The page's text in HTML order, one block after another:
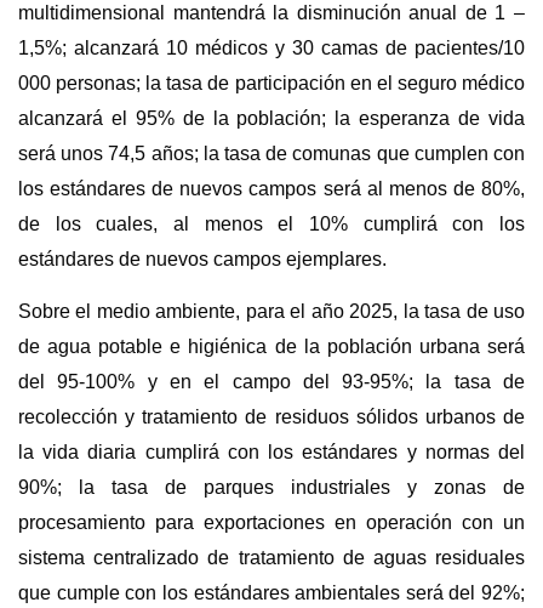
multidimensional mantendrá la disminución anual de 1 –
1,5%; alcanzará 10 médicos y 30 camas de pacientes/10
000 personas; la tasa de participación en el seguro médico
alcanzará el 95% de la población; la esperanza de vida
será unos 74,5 años; la tasa de comunas que cumplen con
los estándares de nuevos campos será al menos de 80%,
de los cuales, al menos el 10% cumplirá con los
estándares de nuevos campos ejemplares.
Sobre el medio ambiente, para el año 2025, la tasa de uso
de agua potable e higiénica de la población urbana será
del 95-100% y en el campo del 93-95%; la tasa de
recolección y tratamiento de residuos sólidos urbanos de
la vida diaria cumplirá con los estándares y normas del
90%; la tasa de parques industriales y zonas de
procesamiento para exportaciones en operación con un
sistema centralizado de tratamiento de aguas residuales
que cumple con los estándares ambientales será del 92%;